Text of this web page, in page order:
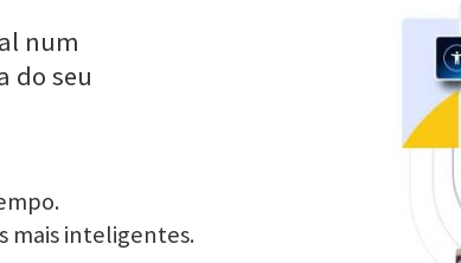
num
do seu
mais inteligentes.